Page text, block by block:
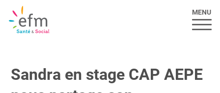
MENU
Sandra en stage CAP AEPE